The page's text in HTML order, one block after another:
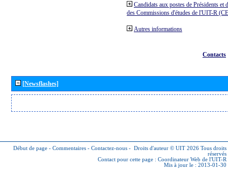
Candidats aux postes de Présidents et
des Commissions d'études de l'UIT-R
Autres informations
Contacts
[Newsflashes]
Début de page - Commentaires - Contactez-nous - Droits d'auteur © UIT 2026 Tous droits
réservés
Contact pour cette page : Coordinateur Web de l'UIT-R
Mis à jour le : 2013-01-30